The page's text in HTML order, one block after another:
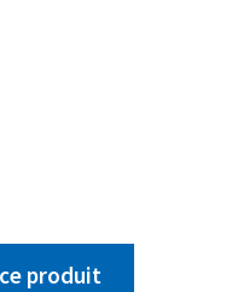
produit